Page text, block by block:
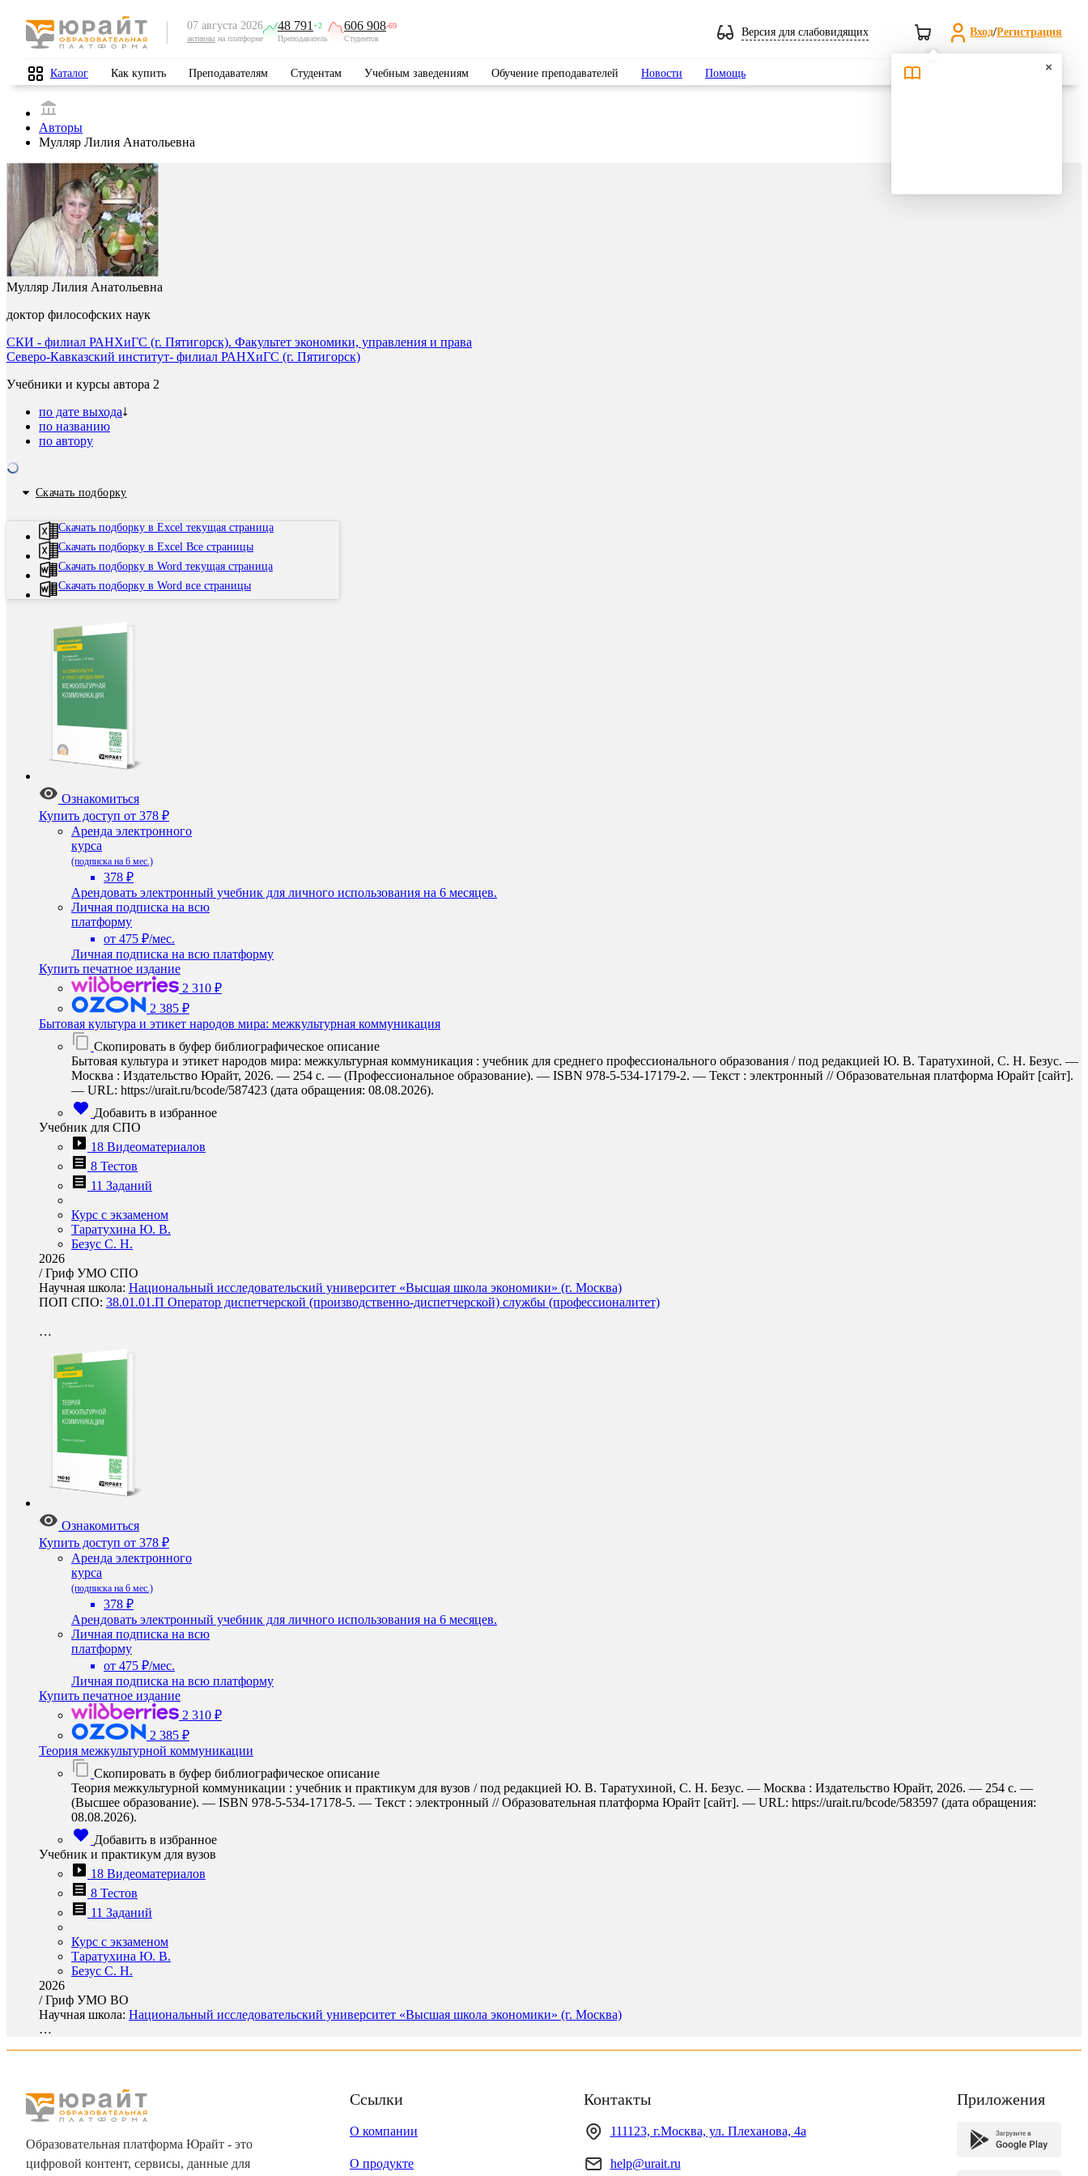
07 августа 2026
активны на платформе
48 791 +2
Преподаватель
606 908-69
Студентов
Версия для слабовидящих Вход/Регистрация
Каталог Как купить Преподавателям Студентам Учебным заведениям Обучение преподавателей Новости Помощь Поиск
Авторы
Мулляр Лилия Анатольевна
Мулляр Лилия Анатольевна
доктор философских наук
СКИ - филиал РАНХиГС (г. Пятигорск). Факультет экономики, управления и права
Северо-Кавказский институт- филиал РАНХиГС (г. Пятигорск)
Учебники и курсы автора 2
по дате выхода
по названию
по автору
Скачать подборку
Скачать подборку в Excel текущая страница
Скачать подборку в Excel Все страницы
Скачать подборку в Word текущая страница
Скачать подборку в Word все страницы
Ознакомиться
Купить доступ от 378 ₽
Аренда электронного
курса
(подписка на 6 мес.)
378 ₽
Арендовать электронный учебник для личного использования на 6 месяцев.
Личная подписка на всю
платформу
от 475 ₽/мес.
Личная подписка на всю платформу
Купить печатное издание
2 310 ₽
2 385 ₽
Бытовая культура и этикет народов мира: межкультурная коммуникация
Скопировать в буфер библиографическое описание
Бытовая культура и этикет народов мира: межкультурная коммуникация : учебник для среднего профессионального образования / под редакцией Ю. В. Таратухиной, С. Н. Безус. —
Москва : Издательство Юрайт, 2026. — 254 с. — (Профессиональное образование). — ISBN 978-5-534-17179-2. — Текст : электронный // Образовательная платформа Юрайт [сайт].
— URL: https://urait.ru/bcode/587423 (дата обращения: 08.08.2026).
Добавить в избранное
Учебник для СПО
18 Видеоматериалов
8 Тестов
11 Заданий
Курс с экзаменом
Таратухина Ю. В.
Безус С. Н.
2026
/Гриф УМО СПО
Научная школа: Национальный исследовательский университет «Высшая школа экономики» (г. Москва)
ПОП СПО: 38.01.01.П Оператор диспетчерской (производственно-диспетчерской) службы (профессионалитет)
…
Ознакомиться
Купить доступ от 378 ₽
Аренда электронного
курса
(подписка на 6 мес.)
378 ₽
Арендовать электронный учебник для личного использования на 6 месяцев.
Личная подписка на всю
платформу
от 475 ₽/мес.
Личная подписка на всю платформу
Купить печатное издание
2 310 ₽
2 385 ₽
Теория межкультурной коммуникации
Скопировать в буфер библиографическое описание
Теория межкультурной коммуникации : учебник и практикум для вузов / под редакцией Ю. В. Таратухиной, С. Н. Безус. — Москва : Издательство Юрайт, 2026. — 254 с. —
(Высшее образование). — ISBN 978-5-534-17178-5. — Текст : электронный // Образовательная платформа Юрайт [сайт]. — URL: https://urait.ru/bcode/583597 (дата обращения:
08.08.2026).
Добавить в избранное
Учебник и практикум для вузов
18 Видеоматериалов
8 Тестов
11 Заданий
Курс с экзаменом
Таратухина Ю. В.
Безус С. Н.
2026
/Гриф УМО ВО
Научная школа: Национальный исследовательский университет «Высшая школа экономики» (г. Москва)
…
Образовательная платформа Юрайт - это
цифровой контент, сервисы, данные для
Ссылки
О компании
О продукте
Контакты
111123, г.Москва, ул. Плеханова, 4а
help@urait.ru
Приложения